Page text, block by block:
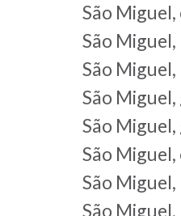
São
São
São
São
São
São
São
São Miguel,